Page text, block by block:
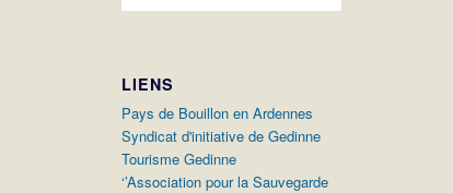
LIENS
Pays de Bouillon en Ardennes
Syndicat d'initiative de Gedinne
Tourisme Gedinne
‘’Association pour la Sauvegarde